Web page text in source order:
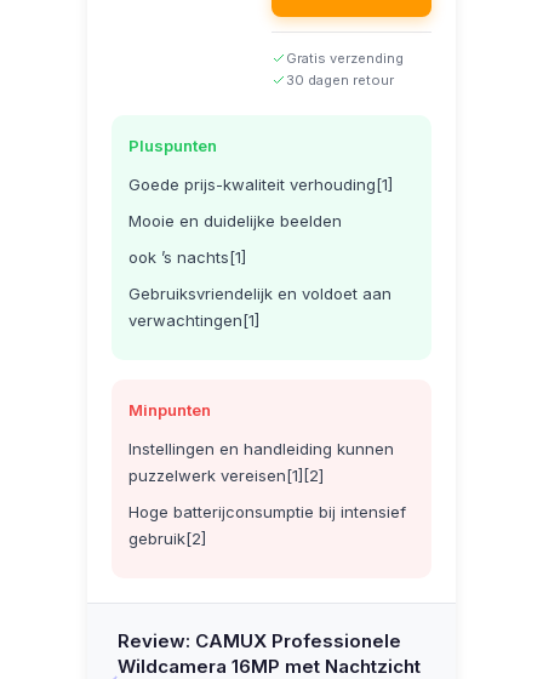
Gratis verzending
30 dagen retour
Pluspunten
Goede prijs-kwaliteit verhouding[1]
Mooie en duidelijke beelden
ook ’s nachts[1]
Gebruiksvriendelijk en voldoet aan
verwachtingen[1]
Minpunten
Instellingen en handleiding kunnen
puzzelwerk vereisen[1][2]
Hoge batterijconsumptie bij intensief
gebruik[2]
Review: CAMUX Professionele
Wildcamera 16MP met Nachtzicht